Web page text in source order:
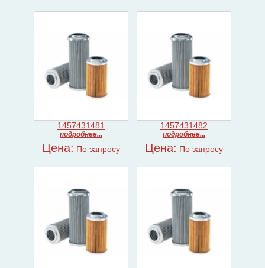
1457431481
подробнее...
Цена: По запросу
1457431482
подробнее...
Цена: По запросу